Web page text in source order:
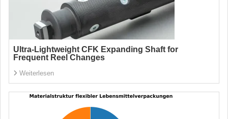
Ultra-Lightweight CFK Expanding Shaft for
Frequent Reel Changes
Weiterlesen